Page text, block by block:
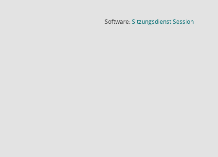
Software:SitzungsdienstSession(Wird in